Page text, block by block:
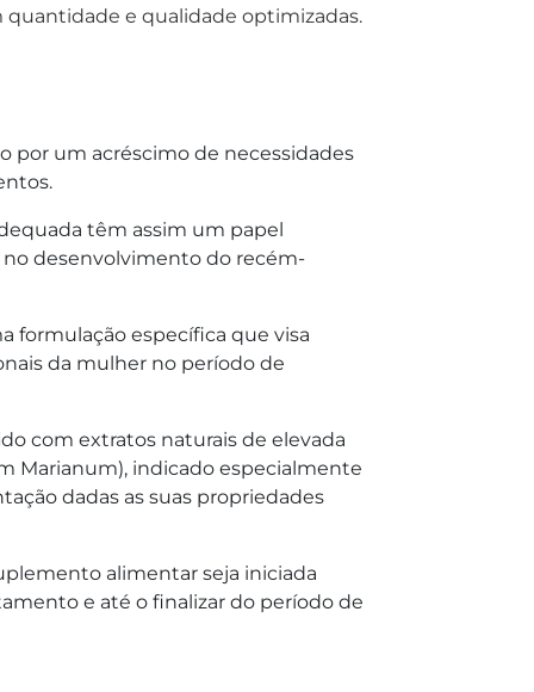
e qualidade optimizadas.
por um acréscimo de necessidades
têm assim um papel
desenvolvimento do recém-
formulação específica que visa
da mulher no período de
com extratos naturais de elevada
Marianum), indicado especialmente
dadas as suas propriedades
alimentar seja iniciada
e até o finalizar do período de